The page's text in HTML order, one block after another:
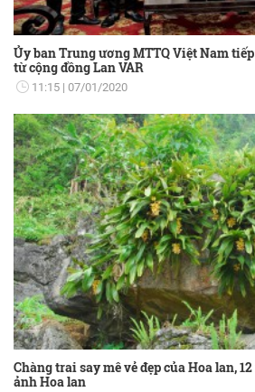
Ủy ban Trung ương MTTQ Việt Nam
từ cộng đồng Lan VAR
11:15 07/01/2020
Chàng trai say mê vẻ đẹp của Hoa lan,
ảnh Hoa lan